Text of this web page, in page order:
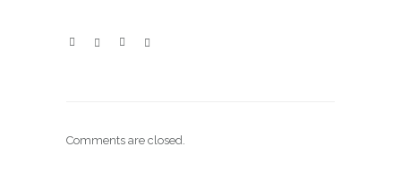
Comments are closed.